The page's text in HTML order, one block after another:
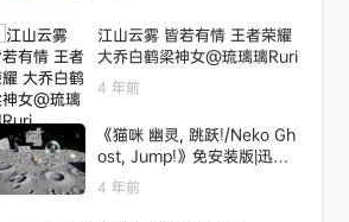
江山云雾 皆若有情 王者荣耀
大乔白鹤梁神女@琉璃璃Ruri
4 年前
《猫咪 幽灵, 跳跃!/Neko Gh
ost, Jump!》免安装版|迅雷
百度云下载
4 年前